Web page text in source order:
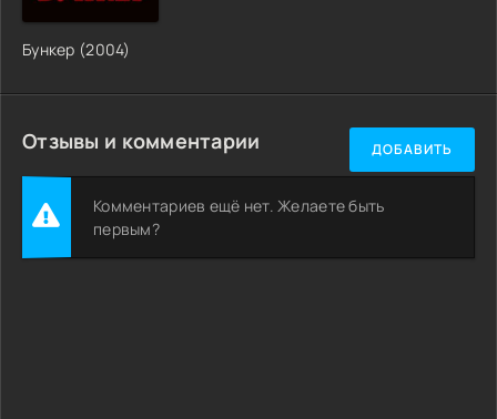
Бункер (2004)
Отзывы и комментарии ДОБАВИТЬ
Комментариев ещё нет. Желаете быть
первым?